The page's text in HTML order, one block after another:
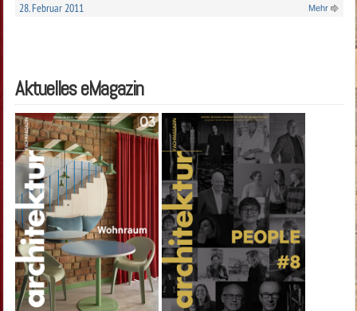
28. Februar 2011 Mehr
Aktuelles eMagazin